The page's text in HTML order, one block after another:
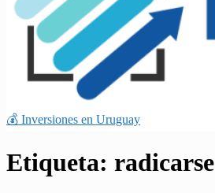
💰 Inversiones en Uruguay
Etiqueta: radicarse